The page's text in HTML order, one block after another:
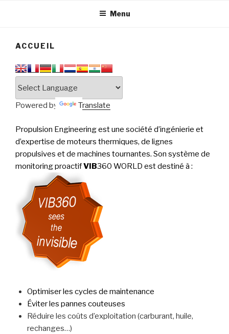
PERFORMANCE
Menu
ACCUEIL
Powered by Translate
Propulsion Engineering est une société d’ingénierie et
d’expertise de moteurs thermiques, de lignes
propulsives et de machines tournantes. Son système de
monitoring proactifVIB360 WORLD est destiné à :
Optimiser les cycles de maintenance
Éviter les pannes couteuses
Réduire les coûts d’exploitation (carburant, huile,
rechanges…)